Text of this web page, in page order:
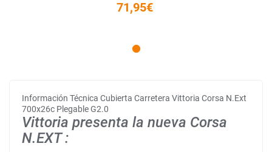
71,95€
Información Técnica Cubierta Carretera Vittoria Corsa N.Ext
700x26c Plegable G2.0
Vittoria presenta la nueva Corsa
N.EXT: